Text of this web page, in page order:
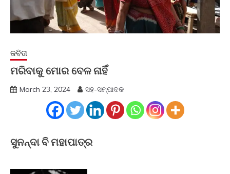
କବିତା
ମରିବାକୁ ମୋର ବେଳ ନାହିଁ
March 23, 2024 ସହ-ସମ୍ପାଦକ
ସୁନନ୍ଦା ବି ମହାପାତ୍ର